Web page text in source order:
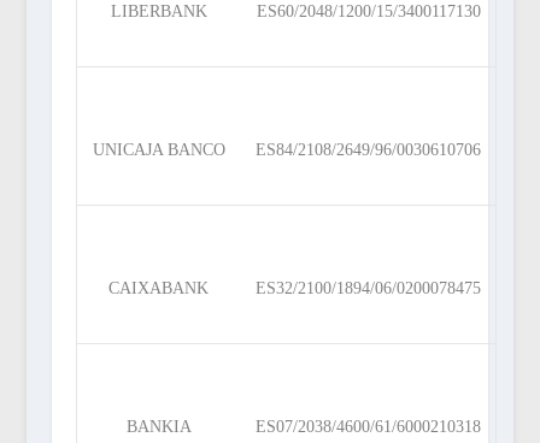
LIBERBANK ES60/2048/1200/15/3400117130
UNICAJA BANCO ES84/2108/2649/96/0030610706
CAIXABANK ES32/2100/1894/06/0200078475
BANKIA ES07/2038/4600/61/6000210318